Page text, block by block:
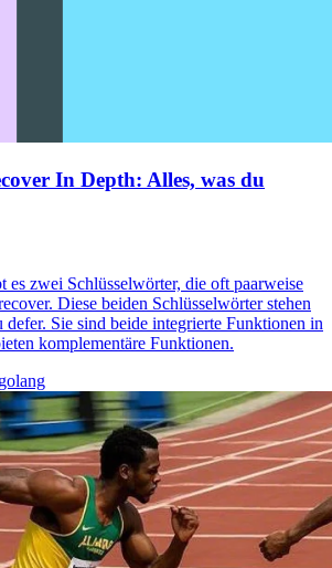
In Depth: Alles, was du
es zwei Schlüsselwörter, die oft paarweise
Diese beiden Schlüsselwörter stehen
defer. Sie sind beide integrierte Funktionen in
komplementäre Funktionen.